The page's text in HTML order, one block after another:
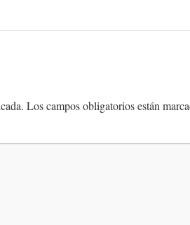
Los campos obligatorios están